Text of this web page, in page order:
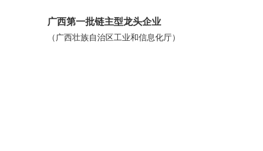
广西第一批链主型龙头企业
（广西壮族自治区工业和信息化厅）